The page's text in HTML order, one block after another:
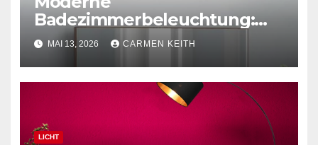
Badezimmerbeleuchtung:
Polierte Chrom-Wandleuchte
MAI 13, 2026 CARMEN KEITH
LICHT